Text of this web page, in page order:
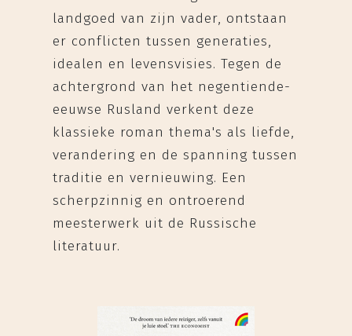
landgoed van zijn vader, ontstaan
er conflicten tussen generaties,
idealen en levensvisies. Tegen de
achtergrond van het negentiende-
eeuwse Rusland verkent deze
klassieke roman thema's als liefde,
verandering en de spanning tussen
traditie en vernieuwing. Een
scherpzinnig en ontroerend
meesterwerk uit de Russische
literatuur.